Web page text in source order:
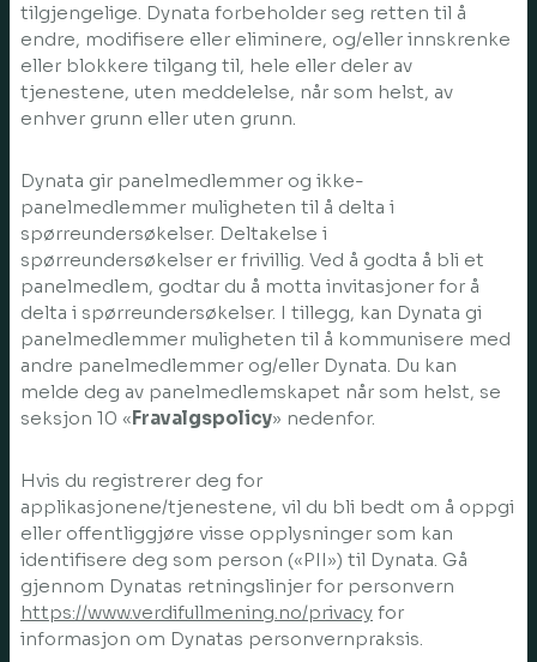
tilgjengelige. Dynata forbeholder seg retten til å
endre, modifisere eller eliminere, og/eller innskrenke
eller blokkere tilgang til, hele eller deler av
tjenestene, uten meddelelse, når som helst, av
enhver grunn eller uten grunn.
Dynata gir panelmedlemmer og ikke-
panelmedlemmer muligheten til å delta i
spørreundersøkelser. Deltakelse i
spørreundersøkelser er frivillig. Ved å godta å bli et
panelmedlem, godtar du å motta invitasjoner for å
delta i spørreundersøkelser. I tillegg, kan Dynata gi
panelmedlemmer muligheten til å kommunisere med
andre panelmedlemmer og/eller Dynata. Du kan
melde deg av panelmedlemskapet når som helst, se
seksjon 10 «Fravalgspolicy» nedenfor.
Hvis du registrerer deg for
applikasjonene/tjenestene, vil du bli bedt om å oppgi
eller offentliggjøre visse opplysninger som kan
identifisere deg som person («PII») til Dynata. Gå
gjennom Dynatas retningslinjer for personvern
https://www.verdifullmening.no/privacy for
informasjon om Dynatas personvernpraksis.